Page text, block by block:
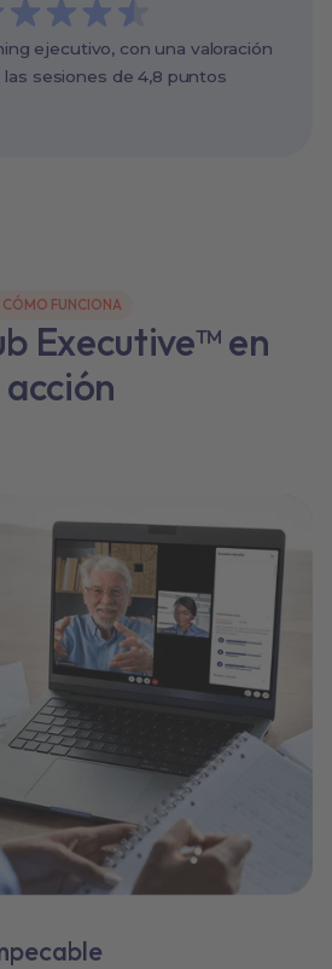
ejecutivo, con una valoración
sesiones de 4,8 puntos
CÓMO FUNCIONA
Executive™ en
acción